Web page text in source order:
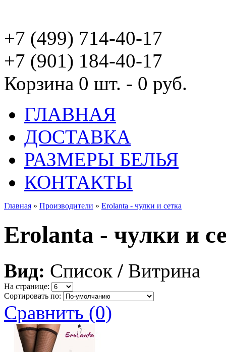
+7 (499) 714-40-17
+7 (901) 184-40-17
Корзина 0 шт. - 0 руб.
ГЛАВНАЯ
ДОСТАВКА
РАЗМЕРЫ БЕЛЬЯ
КОНТАКТЫ
Главная » Производители » Erolanta - чулки и сетка
Erolanta - чулки и
Вид: Список / Витрина
На странице:
Сортировать по:
Сравнить (0)